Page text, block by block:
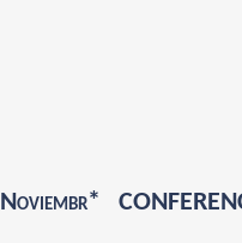
Noviembr*